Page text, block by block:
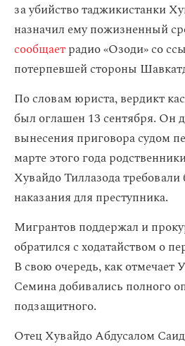
за убийство таджикистанки
назначил ему пожизненный
сообщаетрадио «Озоди» со
потерпевшей стороны
По словам юриста, вердикт
был оглашен 13 сентября. Он
вынесения приговора судом
марте этого года
Хувайдо Тиллазода требовали
наказания для преступника.
Мигрантов поддержал и
обратился с ходатайством о
В свою очередь, как отмечает
Семина добивались полного
подзащитного.
Отец Хувайдо Абдусалом